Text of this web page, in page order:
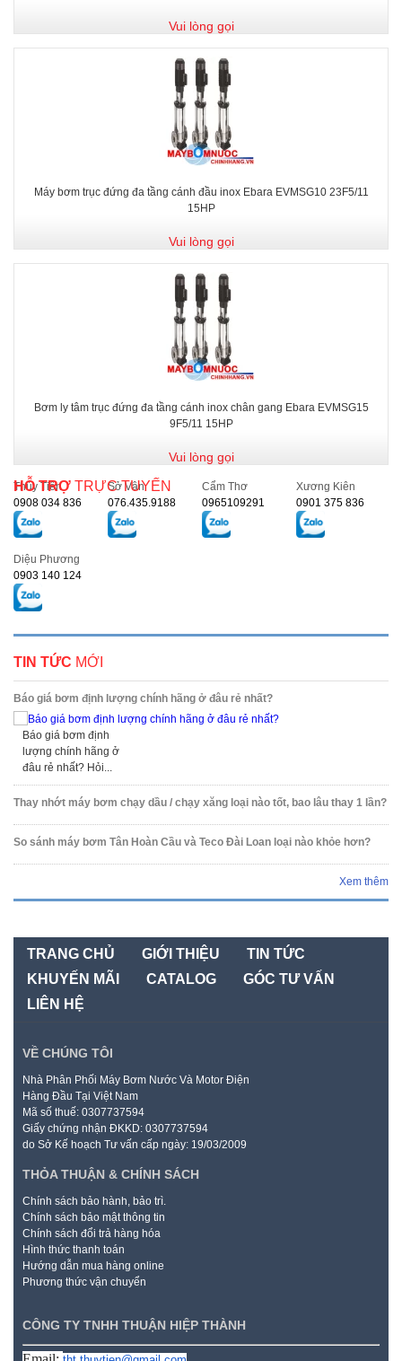
Vui lòng gọi
Máy bơm trục đứng đa tầng cánh đầu inox Ebara EVMSG10 23F5/11
15HP
Vui lòng gọi
Bơm ly tâm trục đứng đa tầng cánh inox chân gang Ebara EVMSG15
9F5/11 15HP
Vui lòng gọi
HỖ TRỢ TRỰC TUYẾN
Thủy Tiên
0908 034 836
Sở Vân
076.435.9188
Cẩm Thơ
0965109291
Xương Kiên
0901 375 836
Diệu Phương
0903 140 124
TIN TỨC MỚI
Báo giá bơm định lượng chính hãng ở đâu rẻ nhất?
Báo giá bơm định
lượng chính hãng ở
đâu rẻ nhất? Hỏi...
Thay nhớt máy bơm chạy dầu / chạy xăng loại nào tốt, bao lâu thay 1 lần?
So sánh máy bơm Tân Hoàn Cầu và Teco Đài Loan loại nào khỏe hơn?
Xem thêm
TRANG CHỦ GIỚI THIỆU
TIN TỨC
KHUYẾN MÃI
CATALOG
GÓC TƯ VẤN
LIÊN HỆ
VỀ CHÚNG TÔI
Nhà Phân Phối Máy Bơm Nước Và Motor Điện
Hàng Đầu Tại Việt Nam
Mã số thuế: 0307737594
Giấy chứng nhận ĐKKD: 0307737594
do Sở Kế hoạch Tư vấn cấp ngày: 19/03/2009
THỎA THUẬN & CHÍNH SÁCH
Chính sách bảo hành, bảo trì.
Chính sách bảo mật thông tin
Chính sách đổi trả hàng hóa
Hình thức thanh toán
Hướng dẫn mua hàng online
Phương thức vận chuyển
CÔNG TY TNHH THUẬN HIỆP THÀNH